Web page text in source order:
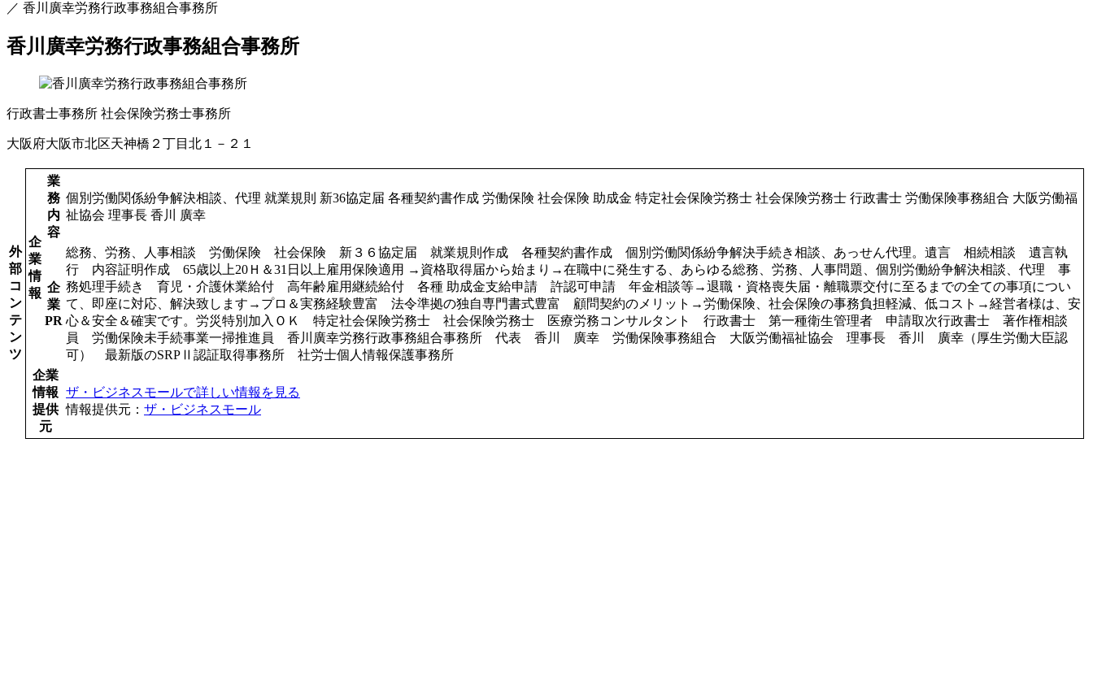
／ 香川廣幸労務行政事務組合事務所
香川廣幸労務行政事務組合事務所
行政書士事務所 社会保険労務士事務所
大阪府大阪市北区天神橋２丁目北１－２１
外
部
コ
ン
テ
ン
ツ
企
業
情
報
業
務
内
容
個別労働関係紛争解決相談、代理 就業規則 新36協定届 各種契約書作成 労働保険 社会保険 助成金 特定社会保険労務士 社会保険労務士 行政書士 労働保険事務組合 大阪労働福
祉協会 理事長 香川 廣幸
企
業
PR
総務、労務、人事相談 労働保険 社会保険 新３６協定届 就業規則作成 各種契約書作成 個別労働関係紛争解決手続き相談、あっせん代理。遺言 相続相談 遺言執
行 内容証明作成 65歳以上20Ｈ＆31日以上雇用保険適用 →資格取得届から始まり→在職中に発生する、あらゆる総務、労務、人事問題、個別労働紛争解決相談、代理 事
務処理手続き 育児・介護休業給付 高年齢雇用継続給付 各種 助成金支給申請 許認可申請 年金相談等→退職・資格喪失届・離職票交付に至るまでの全ての事項につい
て、即座に対応、解決致します→プロ＆実務経験豊富 法令準拠の独自専門書式豊富 顧問契約のメリット→労働保険、社会保険の事務負担軽減、低コスト→経営者様は、安
心＆安全＆確実です。労災特別加入ＯＫ 特定社会保険労務士 社会保険労務士 医療労務コンサルタント 行政書士 第一種衛生管理者 申請取次行政書士 著作権相談
員 労働保険未手続事業一掃推進員 香川廣幸労務行政事務組合事務所 代表 香川 廣幸 労働保険事務組合 大阪労働福祉協会 理事長 香川 廣幸（厚生労働大臣認
可） 最新版のSRPⅡ認証取得事務所 社労士個人情報保護事務所
企業
情報
提供
元
ザ・ビジネスモールで詳しい情報を見る
情報提供元： ザ・ビジネスモール